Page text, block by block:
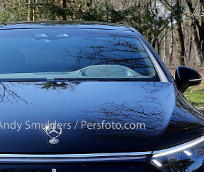
4MATIC
Launch
Mercedes
Bouwt
Eindelijk
De
Elektrische